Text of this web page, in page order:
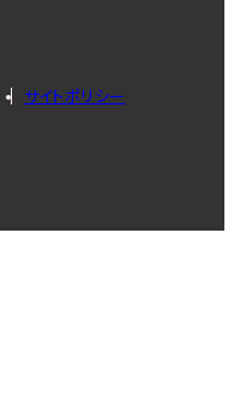
サイトポリシー